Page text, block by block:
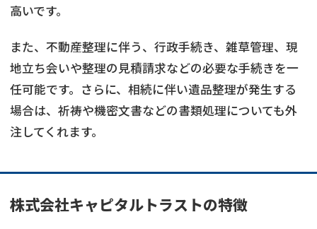
高いです。
また、不動産整理に伴う、行政手続き、雑草管理、現
地立ち会いや整理の見積請求などの必要な手続きを一
任可能です。さらに、相続に伴い遺品整理が発生する
場合は、祈祷や機密文書などの書類処理についても外
注してくれます。
株式会社キャピタルトラストの特徴